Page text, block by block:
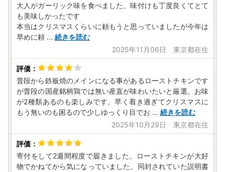
大人がガーリック味を食べました、味付けも丁度良くてとて
も美味しかったです
本当はクリスマスくらいに頼もうと思っていましたが今年は
早めに頼 ... 続きを読む
2025年11月06日 東京都在住
普段から鉄板焼のメインになる事があるローストチキンです
が普段の国産銘柄鶏では無い産直が味わいたいと厳選。お味
が2種類あるのも楽しみです。早く着き過ぎてクリスマスに
もう無いのも困るので少しゆっくり目でお ... 続きを読む
2025年10月29日 東京都在住
寄付をして2週間程度で届きました。ローストチキンが大好
物でかねてから気になっていました。同封されていた説明書